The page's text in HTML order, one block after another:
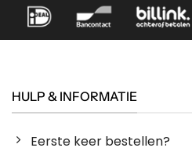
HULP & INFORMATIE
Eerste keer bestellen?